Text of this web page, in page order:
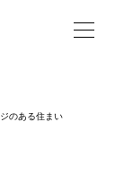
のある住まい